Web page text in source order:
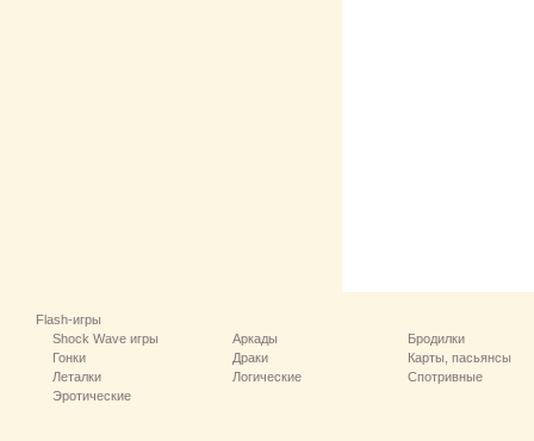
Flash-игры
Shock Wave игры
Аркады
Бродилки
Гонки
Драки
Карты, пасьянсы
Леталки
Логические
Спотривные
Эротические